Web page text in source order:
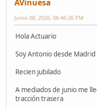
AVinuesa
Junio 08, 2026, 06:46:26 PM
Hola Actuario
Soy Antonio desde Madrid
Recien jubilado
A mediados de junio me
tracción trasera